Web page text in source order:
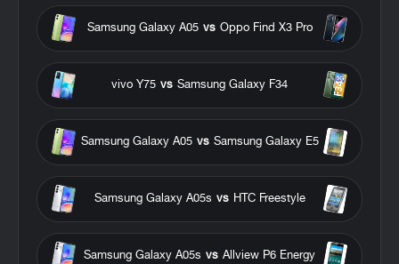
Oppo Find X3 Pro
vs
Samsung Galaxy A05
Samsung Galaxy F34
vs
vivo Y75
Samsung Galaxy E5
vs
Samsung Galaxy A05
HTC Freestyle
vs
Samsung Galaxy A05s
Allview P6 Energy
vs
Samsung Galaxy A05s